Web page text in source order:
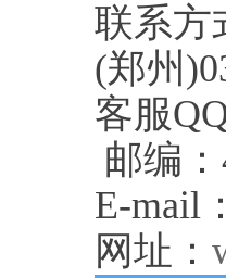
联系方
(郑州
客服
邮编
E-mail
网址：